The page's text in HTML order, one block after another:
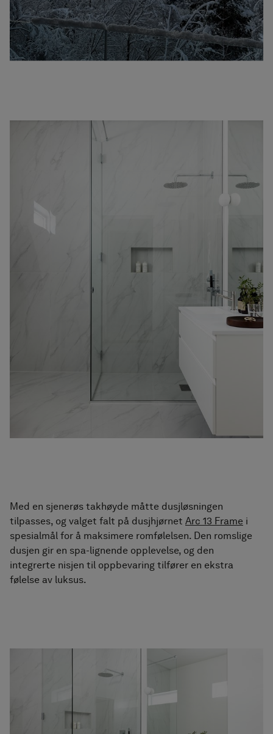
Med en sjenerøs takhøyde måtte dusjløsningen
tilpasses, og valget falt på dusjhjørnet Arc 13 Frame i
spesialmål for å maksimere romfølelsen. Den romslige
dusjen gir en spa-lignende opplevelse, og den
integrerte nisjen til oppbevaring tilfører en ekstra
følelse av luksus.